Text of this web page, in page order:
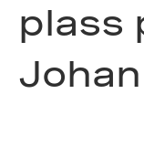
plass
Johan